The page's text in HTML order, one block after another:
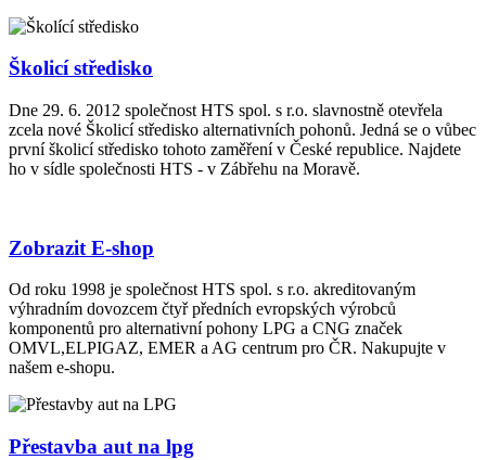
Školicí středisko
Dne 29. 6. 2012 společnost HTS spol. s r.o. slavnostně otevřela
zcela nové Školicí středisko alternativních pohonů. Jedná se o vůbec
první školicí středisko tohoto zaměření v České republice. Najdete
ho v sídle společnosti HTS - v Zábřehu na Moravě.
Zobrazit E-shop
Od roku 1998 je společnost HTS spol. s r.o. akreditovaným
výhradním dovozcem čtyř předních evropských výrobců
komponentů pro alternativní pohony LPG a CNG značek
OMVL,ELPIGAZ, EMER a AG centrum pro ČR. Nakupujte v
našem e-shopu.
Přestavba aut na lpg